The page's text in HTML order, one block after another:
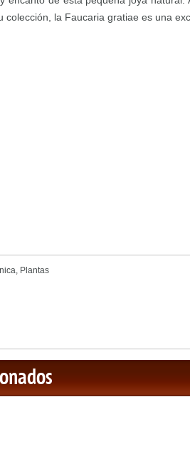
colección, la Faucaria gratiae es una
, Plantas